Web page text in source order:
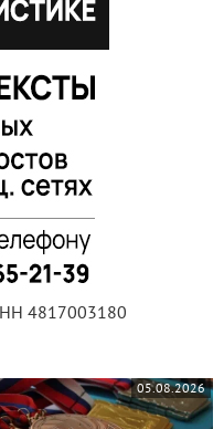
4817003180
05.08.2026